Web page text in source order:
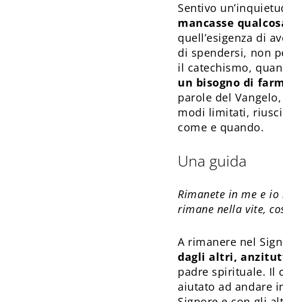
Sentivo
mancasse
quell’esigenza di
di spendersi, non
il catechismo,
un bisogno di
parole del
modi limitati,
come e quando.
Una guida
Rimanete in me e
rimane nella vite,
A rimanere nel
dagli altri,
padre spirituale. Il
aiutato ad andare